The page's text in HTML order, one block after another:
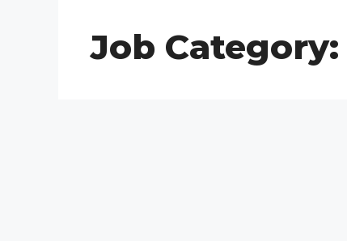
Job Category: